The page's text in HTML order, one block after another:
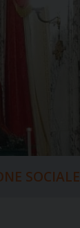
SOCIALE